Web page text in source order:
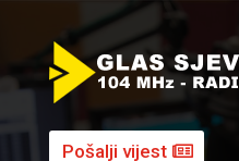
Pošalji vijest